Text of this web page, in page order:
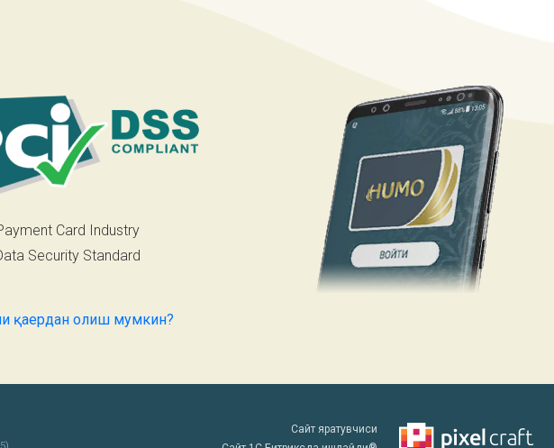
Card Industry
Security Standard
қаердан олиш мумкин?
Сайт яратувчиси